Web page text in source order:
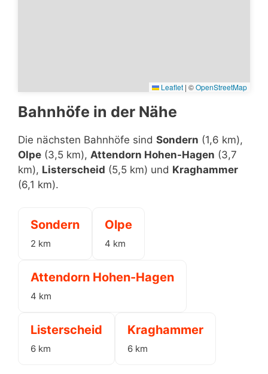
Leaflet | ©OpenStreetMap
Bahnhöfe in der Nähe
Die nächsten Bahnhöfe sind Sondern (1,6 km),
Olpe (3,5 km), Attendorn Hohen-Hagen (3,7
km), Listerscheid (5,5 km) und Kraghammer
(6,1 km).
Sondern
2 km
Olpe
4 km
Attendorn Hohen-Hagen
4 km
Listerscheid
6 km
Kraghammer
6 km